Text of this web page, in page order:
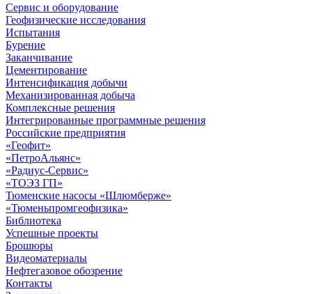
Сервис и оборудование
Геофизические исследования
Испытания
Бурение
Заканчивание
Цементирование
Интенсификация добычи
Механизированная добыча
Комплексные решения
Интегрированные программные решения
Российские предприятия
«Геофит»
«ПетроАльянс»
«Радиус-Сервис»
«ТОЭЗ ГП»
Тюменские насосы «Шлюмберже»
«Тюменьпромгеофизика»
Библиотека
Успешные проекты
Брошюры
Видеоматериалы
Нефтегазовое обозрение
Контакты